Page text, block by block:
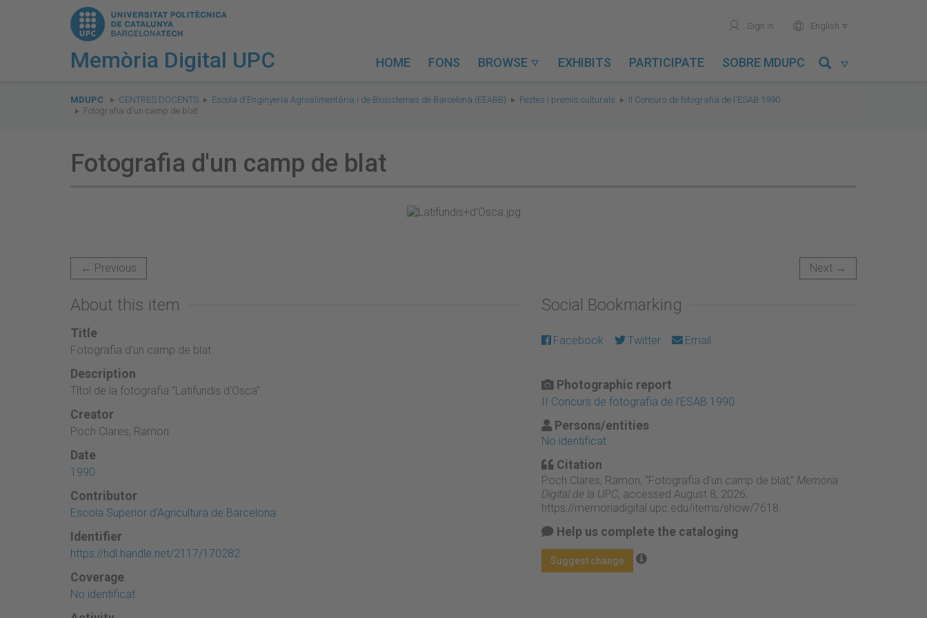
Memòria Digital UPC
user Sign in world English 
HOME FONS BROWSE  EXHIBITS PARTICIPATE SOBRE MDUPC 
are
here:
MDUPC CENTRES DOCENTS Escola d'Enginyeria Agroalimentària i de Biosistemes de Barcelona (EEABB) Festes i premis culturals
II Concurs de fotografia de l'ESAB 1990
Fotografia d'un camp de blat
Fotografia d'un camp de blat
← Previous Next →
About this item
Title
Fotografia d'un camp de blat
Description
Títol de la fotografia "Latifundis d'Osca"
Creator
Poch Clares, Ramon
Date
1990
Contributor
Escola Superior d'Agricultura de Barcelona
Identifier
https://hdl.handle.net/2117/170282
Coverage
No identificat
Social Bookmarking
Facebook Twitter Email
Photographic report
II Concurs de fotografia de l'ESAB 1990
Persons/entities
No identificat
Citation
Poch Clares, Ramon, “Fotografia d'un camp de blat,” Memòria
Digital de la UPC, accessed August 8, 2026,
https://memoriadigital.upc.edu/items/show/7618
Help us complete the cataloging
Suggest change